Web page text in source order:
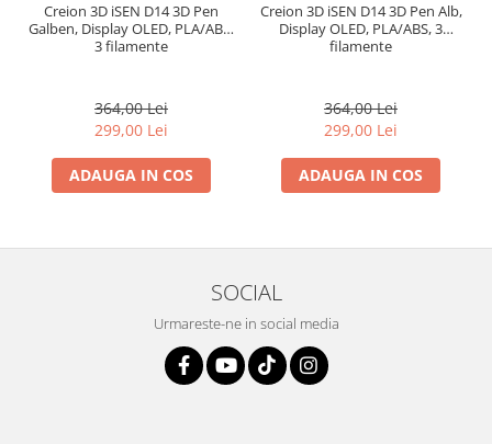
Creion 3D iSEN D14 3D Pen
Galben, Display OLED, PLA/ABS,
3 filamente
364,00 Lei
299,00 Lei
ADAUGA IN COS
Creion 3D iSEN D14 3D Pen Alb,
Display OLED, PLA/ABS, 3
filamente
364,00 Lei
299,00 Lei
ADAUGA IN COS
SOCIAL
Urmareste-ne in social media